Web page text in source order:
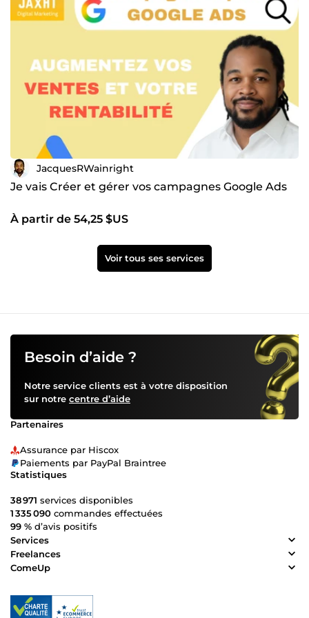
JacquesRWainright
Je vais Créer et gérer vos campagnes Google Ads
À partir de 54,25 $US
Voir tous ses services
Besoin d’aide ?
Notre service clients est à votre disposition
sur notre centre d’aide
Partenaires
Assurance par Hiscox
Paiements par PayPal Braintree
Statistiques
38 971 services disponibles
1 335 090 commandes effectuées
99 % d’avis positifs
Services
Freelances
ComeUp